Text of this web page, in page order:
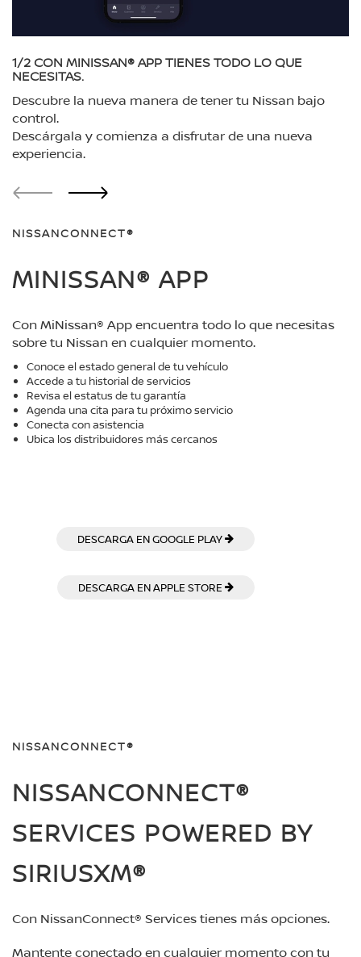
1/2CON MINISSAN® APP TIENES TODO LO QUE
NECESITAS.
Descubre la nueva manera de tener tu Nissan bajo
control.
Descárgala y comienza a disfrutar de una nueva
experiencia.
NISSANCONNECT®
MINISSAN® APP
Con MiNissan® App encuentra todo lo que necesitas
sobre tu Nissan en cualquier momento.
Conoce el estado general de tu vehículo
Accede a tu historial de servicios
Revisa el estatus de tu garantía
Agenda una cita para tu próximo servicio
Conecta con asistencia
Ubica los distribuidores más cercanos
DESCARGA EN GOOGLE PLAY
DESCARGA EN APPLE STORE
NISSANCONNECT®
NISSANCONNECT®
SERVICES POWERED BY
SIRIUSXM®
Con NissanConnect® Services tienes más opciones.
Mantente conectado en cualquier momento con tu